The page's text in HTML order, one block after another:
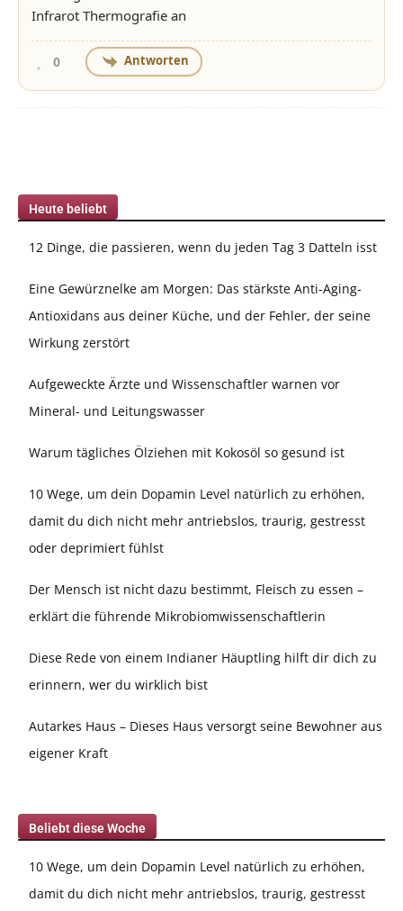
Infrarot Thermografie an
0 Antworten
Heute beliebt
12 Dinge, die passieren, wenn du jeden Tag 3 Datteln isst
Eine Gewürznelke am Morgen: Das stärkste Anti-Aging-
Antioxidans aus deiner Küche, und der Fehler, der seine
Wirkung zerstört
Aufgeweckte Ärzte und Wissenschaftler warnen vor
Mineral- und Leitungswasser
Warum tägliches Ölziehen mit Kokosöl so gesund ist
10 Wege, um dein Dopamin Level natürlich zu erhöhen,
damit du dich nicht mehr antriebslos, traurig, gestresst
oder deprimiert fühlst
Der Mensch ist nicht dazu bestimmt, Fleisch zu essen –
erklärt die führende Mikrobiomwissenschaftlerin
Diese Rede von einem Indianer Häuptling hilft dir dich zu
erinnern, wer du wirklich bist
Autarkes Haus – Dieses Haus versorgt seine Bewohner aus
eigener Kraft
Beliebt diese Woche
10 Wege, um dein Dopamin Level natürlich zu erhöhen,
damit du dich nicht mehr antriebslos, traurig, gestresst